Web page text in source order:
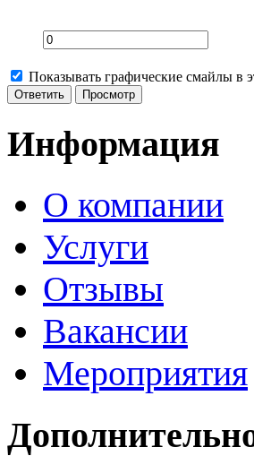
Показывать графические смайлы в
Информация
О компании
Услуги
Отзывы
Вакансии
Мероприятия